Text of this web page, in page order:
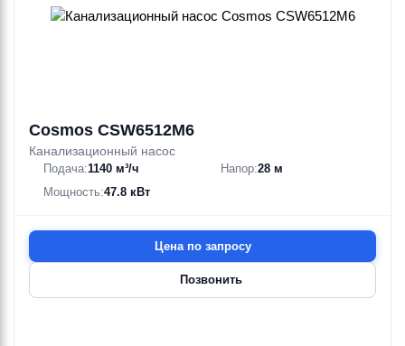
Cosmos CSW6512M6
Канализационный насос
Подача:1140 м³/ч Напор:28 м
Мощность:47.8 кВт
Цена по запросу
Позвонить